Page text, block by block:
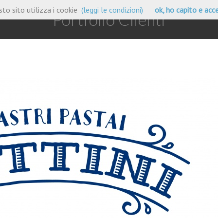
Portfolio Clienti
sito utilizza i cookie (leggi le condizioni) ok, ho capito e